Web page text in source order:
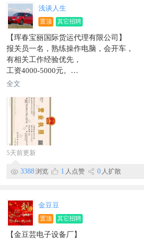
工作地址：金夏国际广场五楼办公区
（二）商场消防控制室人员（2人）
岗位条件：
男性优先25--45岁之间，身体健康，无不
先录取
薪资待遇：底薪3200+五险+公休
联系方式：许经理159~4337~9778
工作地址：金夏国际广场监控室
岗位条件：年龄18--35岁之间，有良好的
能长期工作，有经验者优先录取
薪资待遇：底薪3500+满勤+餐补+工龄
+公休
联系方式：常经理150~4468~0888
（四）商场一楼潮品店（2人）
薪资待遇：底薪2800+满勤+餐补+工龄
+公休
联系方式：孙经理151~4332~3603
信息有效期到2026/10/22
浅谈人生
置顶 其它招聘
【珲春宝丽国际货运代理有限公司】
报关员一名，熟练操作电脑，会开车，
有相关工作经验优先，
工资4000-5000元。
地址：珲春市
全文
5天前更新
3388浏览 1 人点赞 0 人扩散
金豆豆
置顶 其它招聘
【金豆芸电子设备厂】